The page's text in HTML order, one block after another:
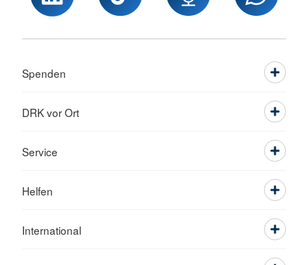
Spenden
DRK vor Ort
Service
Helfen
International